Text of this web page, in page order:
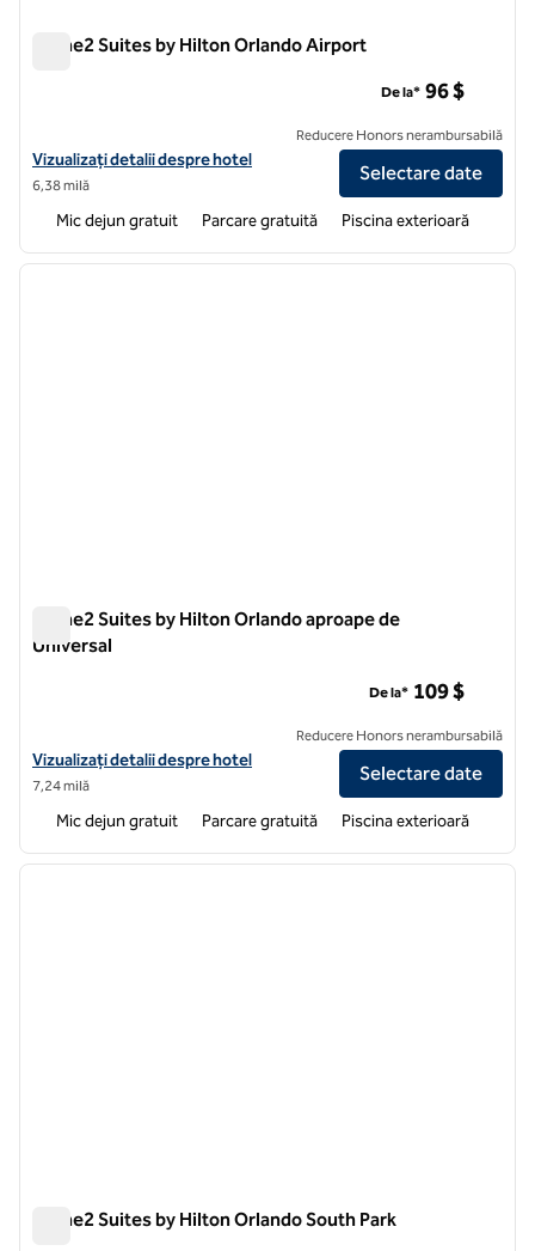
Home2 Suites by Hilton Orlando Airport
Vizualizați detaliile hotelului pentru Home2 Suites by Hilton Orlando
Vizualizați detalii despre hotel
6,38 milă
De la* 96 $
Reducere Honors nerambursabilă
Selectare date
Mic dejun gratuit Parcare gratuită Piscina exterioară
1 din 12
Home2 Suites by Hilton Orlando aproape de
Universal
Vizualizați detaliile hotelului pentru Home2 Suites by Hilton Orlando,
Vizualizați detalii despre hotel
7,24 milă
De la* 109 $
Reducere Honors nerambursabilă
Selectare date
Mic dejun gratuit Parcare gratuită Piscina exterioară
1 din 12
Home2 Suites by Hilton Orlando South Park